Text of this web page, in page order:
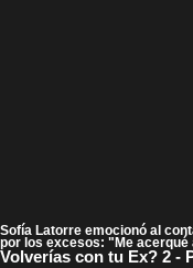
Sofía Latorre emocionó al
por los excesos: "Me acerqué
Volverías con tu Ex? 2 -